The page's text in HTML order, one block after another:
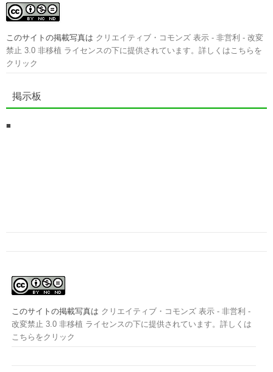
このサイトの掲載写真は クリエイティブ・コモンズ 表示 - 非営利 - 改変
禁止 3.0 非移植 ライセンスの下に提供されています。詳しくはこちらを
クリック
掲示板
■
このサイトの掲載写真は クリエイティブ・コモンズ 表示 - 非営利 -
改変禁止 3.0 非移植 ライセンスの下に提供されています。詳しくは
こちらをクリック